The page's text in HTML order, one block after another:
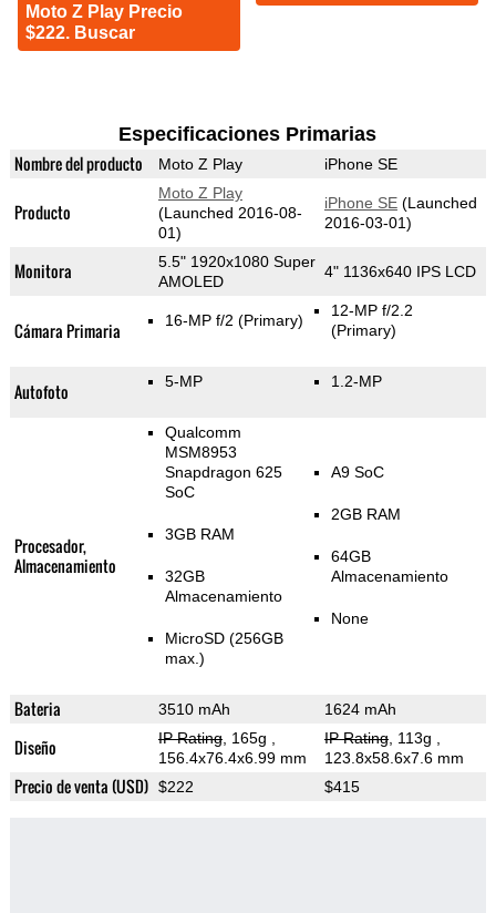
Moto Z Play Precio
$222. Buscar
Especificaciones Primarias
Nombre del producto Moto Z Play iPhone SE
Producto
Moto Z Play
(Launched 2016-08-
01)
iPhone SE(Launched
2016-03-01)
Monitora
5.5" 1920x1080 Super
AMOLED
4" 1136x640 IPS LCD
Cámara Primaria 16-MP f/2 (Primary)
12-MP f/2.2
(Primary)
Autofoto 5-MP 1.2-MP
Procesador,
Almacenamiento
Qualcomm
MSM8953
Snapdragon 625
SoC
3GB RAM
32GB
Almacenamiento
MicroSD (256GB
max.)
A9 SoC
2GB RAM
64GB
Almacenamiento
None
Bateria 3510 mAh 1624 mAh
Diseño IP Rating, 165g
156.4x76.4x6.99 mm
IP Rating, 113g
123.8x58.6x7.6 mm
Precio de venta (USD) $222 $415